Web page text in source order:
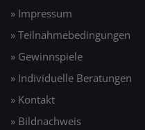
» Impressum
» Teilnahmebedingungen
» Gewinnspiele
» Individuelle Beratungen
» Kontakt
» Bildnachweis